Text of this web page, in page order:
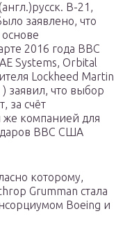
B-21,
заявлено, что
2016 года ВВС
Systems, Orbital
Lockheed Martin
заявил, что выбор
за счёт
же компанией для
ВВС США
которому,
Grumman стала
Boeing и